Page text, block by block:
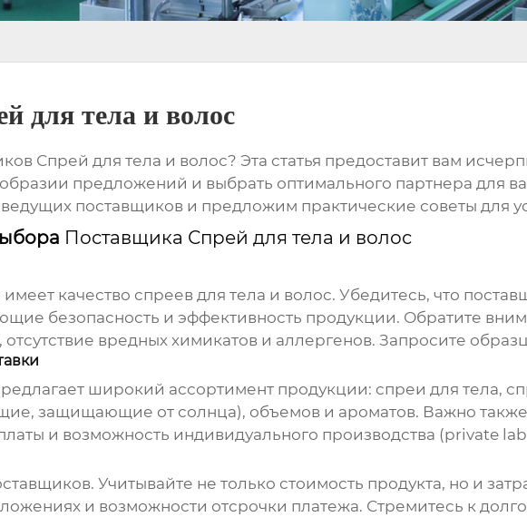
для тела и волос
Спрей для тела и волос? Эта статья предоставит вам
предложений и выбрать оптимального партнера для
поставщиков и предложим практические советы для
Поставщика Спрей для тела и волос
качество спреев для тела и волос. Убедитесь, что
безопасность и эффективность продукции. Обратите
вредных химикатов и аллергенов. Запросите
широкий ассортимент продукции: спреи для тела,
защищающие от солнца), объемов и ароматов. Важно также
и возможность индивидуального производства (private
Учитывайте не только стоимость продукта, но и
и возможности отсрочки платежа. Стремитесь к